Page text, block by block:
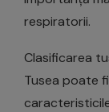
respiratorii.
Clasificarea
Tusea poate